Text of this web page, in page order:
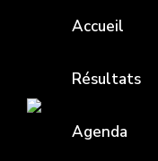
Accueil
Résultats
Agenda